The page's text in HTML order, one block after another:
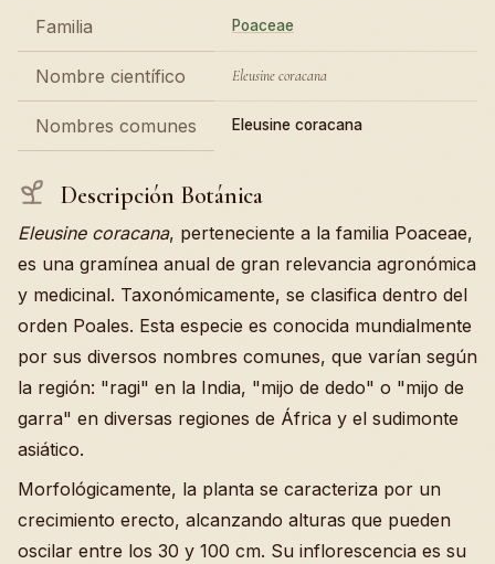
Familia Poaceae
Nombre científico Eleusine coracana
Nombres comunes Eleusine coracana
Descripción Botánica
Eleusine coracana, perteneciente a la familia Poaceae,
es una gramínea anual de gran relevancia agronómica
y medicinal. Taxonómicamente, se clasifica dentro del
orden Poales. Esta especie es conocida mundialmente
por sus diversos nombres comunes, que varían según
la región: "ragi" en la India, "mijo de dedo" o "mijo de
garra" en diversas regiones de África y el sudimonte
asiático.
Morfológicamente, la planta se caracteriza por un
crecimiento erecto, alcanzando alturas que pueden
oscilar entre los 30 y 100 cm. Su inflorescencia es su